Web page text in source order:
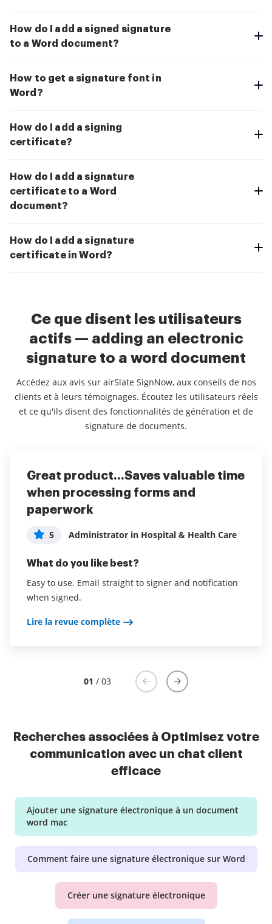
How do I add a signed signature
to a Word document?
How to get a signature font in
Word?
How do I add a signing
certificate?
How do I add a signature
certificate to a Word
document?
How do I add a signature
certificate in Word?
Ce que disent les utilisateurs
actifs — adding an electronic
signature to a word document
Accédez aux avis sur airSlate SignNow, aux conseils de nos
clients et à leurs témoignages. Écoutez les utilisateurs réels
et ce qu'ils disent des fonctionnalités de génération et de
signature de documents.
Great product...Saves valuable time
when processing forms and
paperwork
5 Administrator in Hospital & Health Care
What do you like best?
Easy to use. Email straight to signer and notification
when signed.
Lire la revue complète
airSlate SignNow is a wonderful
solution for any startup, or
business on a budget
5 Omeed S
What do you like best?
airSlate SignNow is extremely cost effective, contains
the necessary features, and is easy to use.
Lire la revue complète
Efficient, time-saving and stress-
relieving product!
5 Julie M
For me one of the best features of airSlate SignNow
is the ability to have my clients fill in much of the
information for contracts themselves. It saves a lot of
01 / 03
Recherches associées à Optimisez votre
communication avec un chat client
efficace
Ajouter une signature électronique à un document
word mac
Comment faire une signature électronique sur Word
Créer une signature électronique